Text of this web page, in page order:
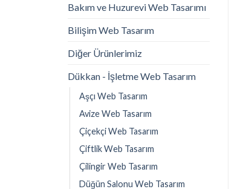
Bakım ve Huzurevi Web Tasarımı
Bilişim Web Tasarım
Diğer Ürünlerimiz
Dükkan - İşletme Web Tasarım
Aşçı Web Tasarım
Avize Web Tasarım
Çiçekçi Web Tasarım
Çiftlik Web Tasarım
Çilingir Web Tasarım
Düğün Salonu Web Tasarım